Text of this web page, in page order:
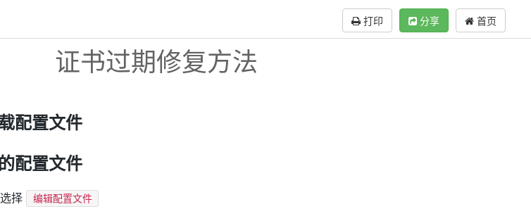
打印 首页
分享
证书过期修复方法
配置文件
配置文件
择 编辑配置文件